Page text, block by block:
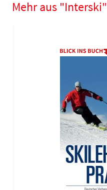
Mehr aus "Interski"